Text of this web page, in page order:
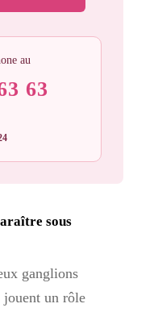
au
63
sous
ganglions
jouent un rôle